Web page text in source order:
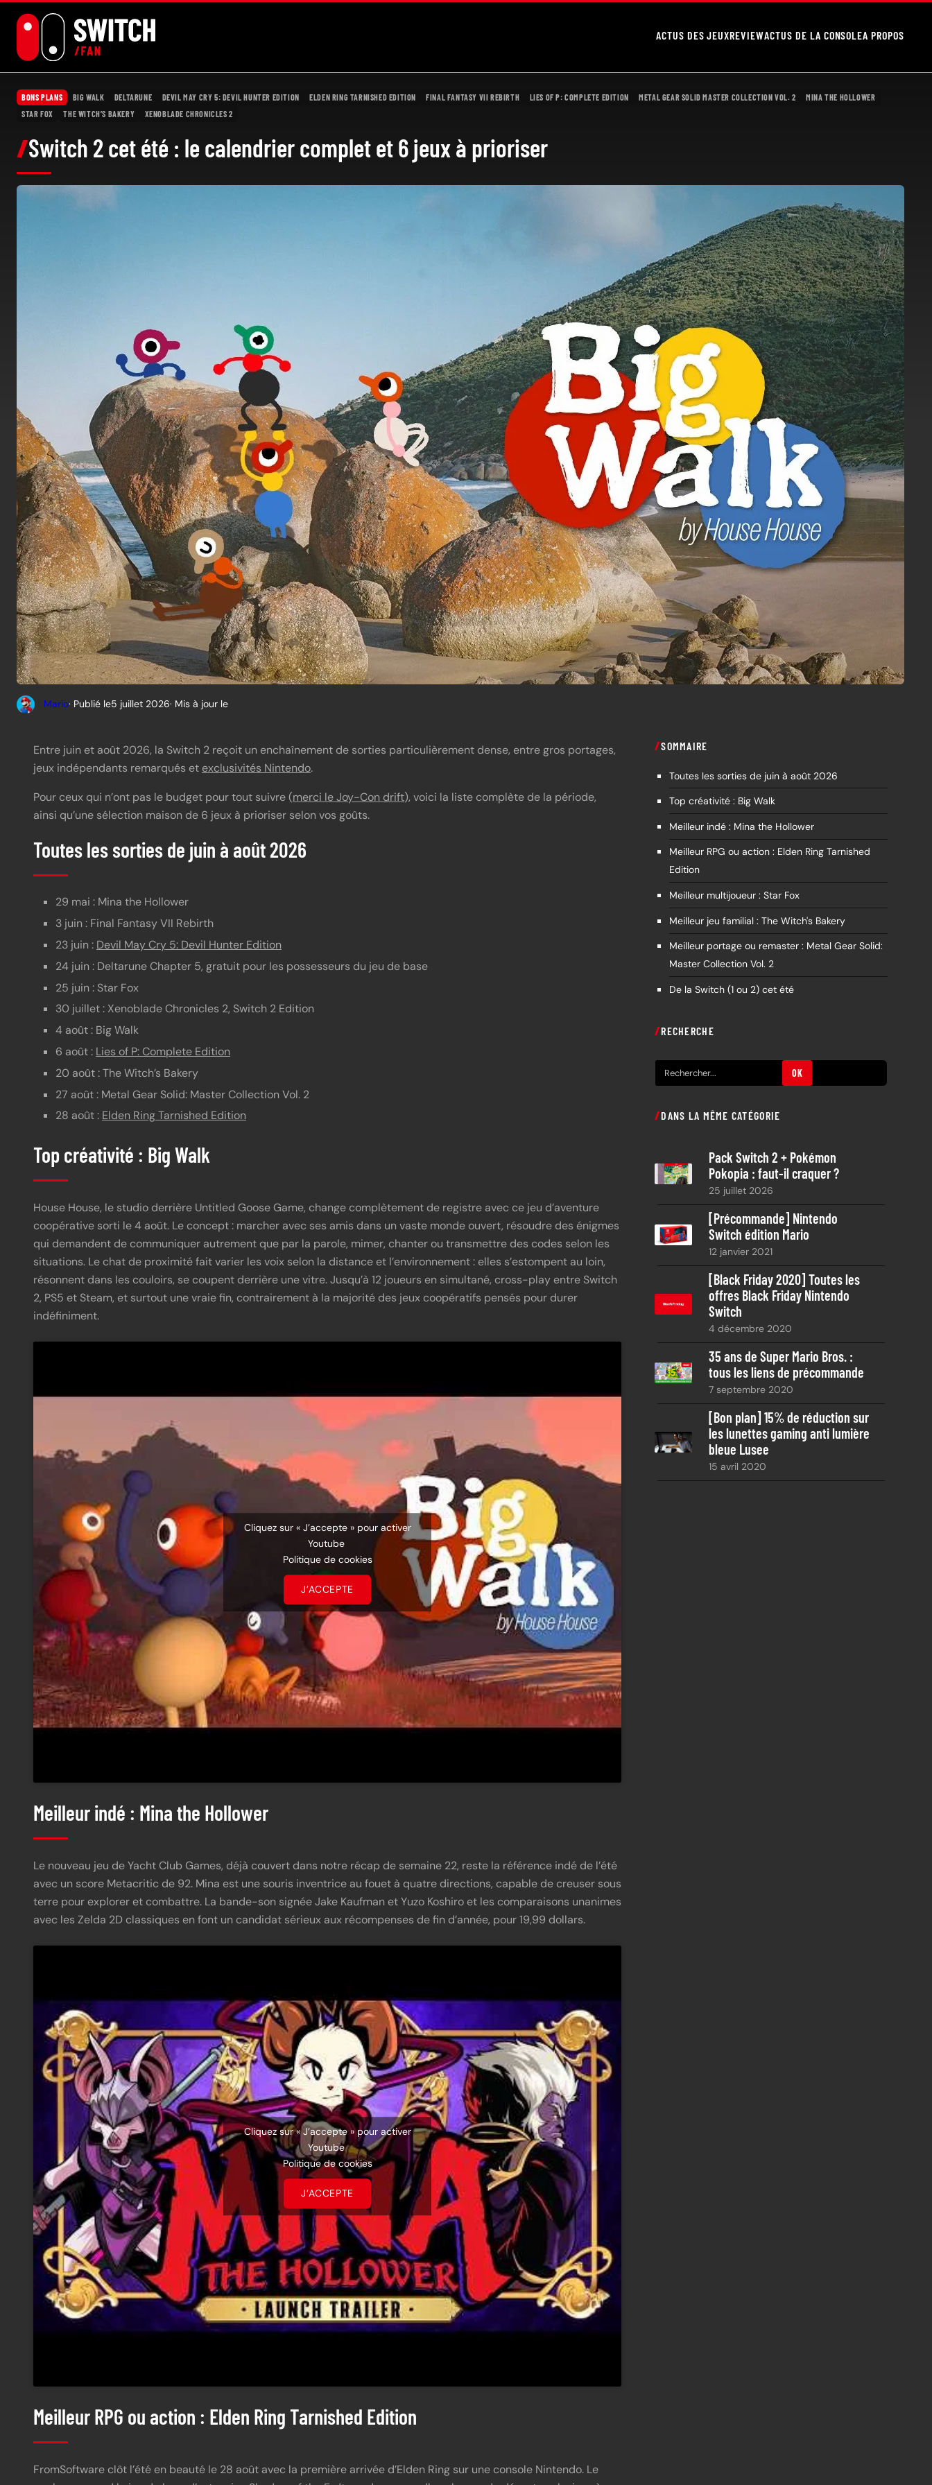
ACTUS DES JEUXREVIEWACTUS DE LA CONSOLEA PROPOS
BONS PLANS BIG WALK DELTARUNE DEVIL MAY CRY 5: DEVIL HUNTER EDITION ELDEN RING TARNISHED EDITION FINAL FANTASY VII REBIRTH LIES OF P: COMPLETE EDITION METAL GEAR SOLID MASTER COLLECTION VOL. 2
MINA THE HOLLOWER
STAR FOX
THE WITCH’S BAKERY XENOBLADE CHRONICLES 2
Switch 2 cet été : le calendrier complet et 6 jeux à prioriser
Mario· Publié le5 juillet 2026· Mis à jour le
Entre juin et août 2026, la Switch 2 reçoit un enchaînement de sorties particulièrement dense, entre gros portages,
jeux indépendants remarqués et exclusivités Nintendo.
Pour ceux qui n’ont pas le budget pour tout suivre (merci le Joy-Con drift), voici la liste complète de la période,
ainsi qu’une sélection maison de 6 jeux à prioriser selon vos goûts.
Toutes les sorties de juin à août 2026
29 mai : Mina the Hollower
3 juin : Final Fantasy VII Rebirth
23 juin : Devil May Cry 5: Devil Hunter Edition
24 juin : Deltarune Chapter 5, gratuit pour les possesseurs du jeu de base
25 juin : Star Fox
30 juillet : Xenoblade Chronicles 2, Switch 2 Edition
4 août : Big Walk
6 août : Lies of P: Complete Edition
20 août : The Witch’s Bakery
27 août : Metal Gear Solid: Master Collection Vol. 2
28 août : Elden Ring Tarnished Edition
Top créativité : Big Walk
House House, le studio derrière Untitled Goose Game, change complètement de registre avec ce jeu d’aventure
coopérative sorti le 4 août. Le concept : marcher avec ses amis dans un vaste monde ouvert, résoudre des énigmes
qui demandent de communiquer autrement que par la parole, mimer, chanter ou transmettre des codes selon les
situations. Le chat de proximité fait varier les voix selon la distance et l’environnement : elles s’estompent au loin,
résonnent dans les couloirs, se coupent derrière une vitre. Jusqu’à 12 joueurs en simultané, cross-play entre Switch
2, PS5 et Steam, et surtout une vraie fin, contrairement à la majorité des jeux coopératifs pensés pour durer
indéfiniment.
Cliquez sur « J’accepte » pour activer
Youtube
Politique de cookies
J’ACCEPTE
Meilleur indé : Mina the Hollower
Le nouveau jeu de Yacht Club Games, déjà couvert dans notre récap de semaine 22, reste la référence indé de l’été
avec un score Metacritic de 92. Mina est une souris inventrice au fouet à quatre directions, capable de creuser sous
terre pour explorer et combattre. La bande-son signée Jake Kaufman et Yuzo Koshiro et les comparaisons unanimes
avec les Zelda 2D classiques en font un candidat sérieux aux récompenses de fin d’année, pour 19,99 dollars.
Cliquez sur « J’accepte » pour activer
Youtube
Politique de cookies
J’ACCEPTE
Meilleur RPG ou action : Elden Ring Tarnished Edition
FromSoftware clôt l’été en beauté le 28 août avec la première arrivée d’Elden Ring sur une console Nintendo. Le
SOMMAIRE
Toutes les sorties de juin à août 2026
Top créativité : Big Walk
Meilleur indé : Mina the Hollower
Meilleur RPG ou action : Elden Ring Tarnished
Edition
Meilleur multijoueur : Star Fox
Meilleur jeu familial : The Witch's Bakery
Meilleur portage ou remaster : Metal Gear Solid:
Master Collection Vol. 2
De la Switch (1 ou 2) cet été
RECHERCHE
e
h
OK
DANS LA MÊME CATÉGORIE
Pack Switch 2 + Pokémon
Pokopia : faut-il craquer ?
25 juillet 2026
[Précommande] Nintendo
Switch édition Mario
12 janvier 2021
[Black Friday 2020] Toutes les
offres Black Friday Nintendo
Switch
4 décembre 2020
35 ans de Super Mario Bros. :
tous les liens de précommande
7 septembre 2020
[Bon plan] 15% de réduction sur
les lunettes gaming anti lumière
bleue Lusee
15 avril 2020